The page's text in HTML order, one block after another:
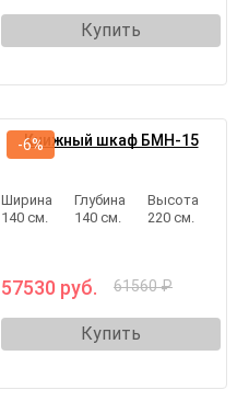
Купить
Книжный шкаф БМН-15
Ширина
140 см.
Глубина
140 см.
Высота
220 см.
57530 руб. 61560 ₽
Купить
-6%